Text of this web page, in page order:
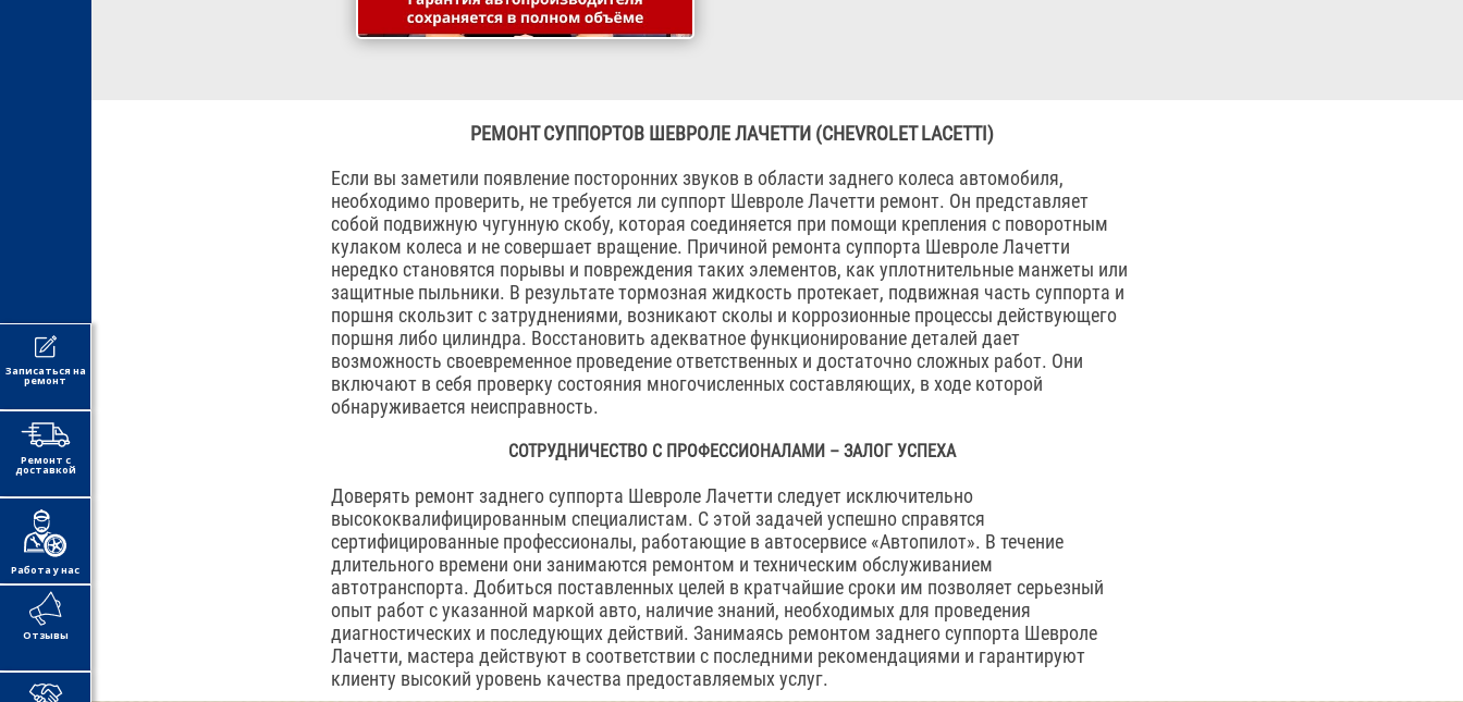
РЕМОНТ СУППОРТОВ ШЕВРОЛЕ ЛАЧЕТТИ (CHEVROLET LACETTI)
Если вы заметили появление посторонних звуков в области заднего колеса автомобиля,
необходимо проверить, не требуется ли суппорт Шевроле Лачетти ремонт. Он представляет
собой подвижную чугунную скобу, которая соединяется при помощи крепления с поворотным
кулаком колеса и не совершает вращение. Причиной ремонта суппорта Шевроле Лачетти
нередко становятся порывы и повреждения таких элементов, как уплотнительные манжеты или
защитные пыльники. В результате тормозная жидкость протекает, подвижная часть суппорта и
поршня скользит с затруднениями, возникают сколы и коррозионные процессы действующего
поршня либо цилиндра. Восстановить адекватное функционирование деталей дает
возможность своевременное проведение ответственных и достаточно сложных работ. Они
включают в себя проверку состояния многочисленных составляющих, в ходе которой
обнаруживается неисправность.
СОТРУДНИЧЕСТВО С ПРОФЕССИОНАЛАМИ – ЗАЛОГ УСПЕХА
Доверять ремонт заднего суппорта Шевроле Лачетти следует исключительно
высококвалифицированным специалистам. С этой задачей успешно справятся
сертифицированные профессионалы, работающие в автосервисе «Автопилот». В течение
длительного времени они занимаются ремонтом и техническим обслуживанием
автотранспорта. Добиться поставленных целей в кратчайшие сроки им позволяет серьезный
опыт работ с указанной маркой авто, наличие знаний, необходимых для проведения
диагностических и последующих действий. Занимаясь ремонтом заднего суппорта Шевроле
Лачетти, мастера действуют в соответствии с последними рекомендациями и гарантируют
клиенту высокий уровень качества предоставляемых услуг.
Записаться на
ремонт
Ремонт с
доставкой
Работа у нас
Отзывы